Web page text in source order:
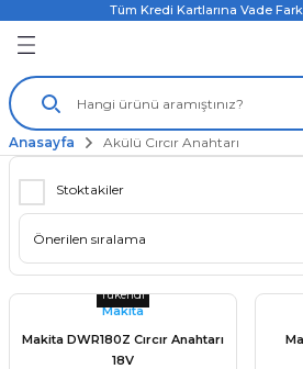
Tüm Kredi Kartlarına Vade
Anasayfa Akülü Cırcır Anahtarı
Stoktakiler
Tükendi
Makita
Makita DWR180Z Cırcır Anahtarı
18V